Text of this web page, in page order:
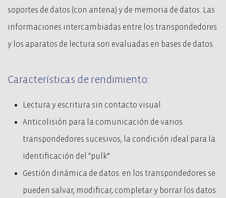
soportes de datos (con antena) y de memoria de datos. Las
informaciones intercambiadas entre los transpondedores
y los aparatos de lectura son evaluadas en bases de datos.
Características de rendimiento:
Lectura y escritura sin contacto visual
Anticolisión para la comunicación de varios
transpondedores sucesivos, la condición ideal para la
identificación del "pulk“
Gestión dinámica de datos: en los transpondedores se
pueden salvar, modificar, completar y borrar los datos